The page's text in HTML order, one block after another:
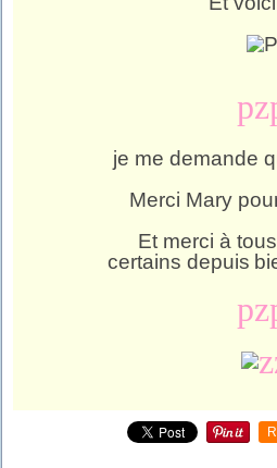
je me demande
Merci Mary
Et merci à
certains depuis